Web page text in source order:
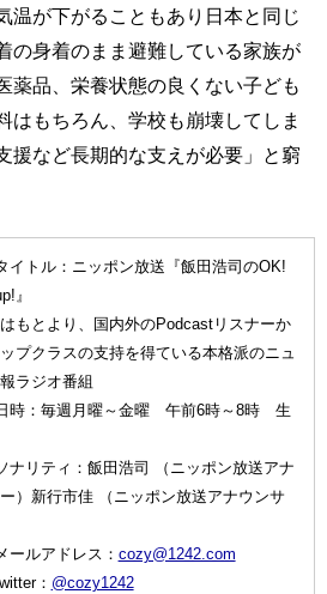
温が下がることもあり日本と同じ
の身着のまま避難している家族が
薬品、栄養状態の良くない子ども
はもちろん、学校も崩壊してしま
援など長期的な支えが必要」と窮
イトル：ニッポン放送『飯田浩司のOK!
』
もとより、国内外のPodcastリスナーか
プクラスの支持を得ている本格派のニュ
ラジオ番組
時：毎週月曜～金曜 午前6時～8時 生
ナリティ：飯田浩司 （ニッポン放送アナ
）新行市佳 （ニッポン放送アナウンサ
ールアドレス： cozy@1242.com
： @cozy1242